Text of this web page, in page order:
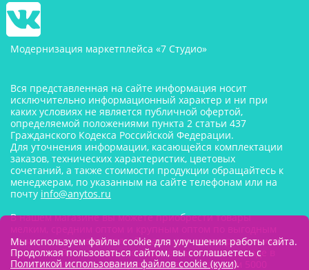
Модернизация маркетплейса «7 Студио»
Вся представленная на сайте информация носит
исключительно информационный характер и ни при
каких условиях не является публичной офертой,
определяемой положениями пункта 2 статьи 437
Гражданского Кодекса Российской Федерации.
Для уточнения информации, касающейся комплектации
заказов, технических характеристик, цветовых
сочетаний, а также стоимости продукции обращайтесь к
менеджерам, по указанным на сайте телефонам или на
почту info@anytos.ru
В нашем магазине вы можете приобрести товары
ценам от производителя. Товары для одностраничников,
маркетплейсов оптом со склада, в наличии на складе в
Москве. Минимальная сумма заказа составляем 5000
Мы используем файлы cookie для улучшения работы сайта.
Продолжая пользоваться сайтом, вы соглашаетесь с
Политикой использования файлов cookie (куки).